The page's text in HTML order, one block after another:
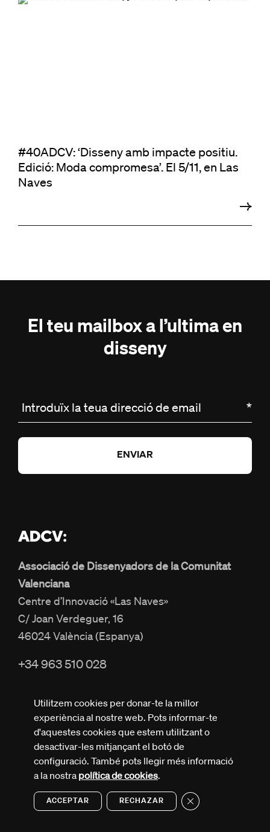
#40ADCV: ‘Disseny amb impacte positiu.
Edició: Moda compromesa’. El 5/11, en Las
Naves
El teu mailbox a l’ultima en
disseny
Introduïx la teua direcció de email *
Associació de Dissenyadors de la Comunitat
Valenciana
Centre d’Innovació «Las Naves»
C/ Joan Verdeguer, 16
46024 València (Espanya)
+34 963 510 028
Tots els drets reservats © ADCV
Utilitzem cookies per donar-te la millor
experiència al nostre web. Pots informar-te
d'aquestes cookies que estem utilitzant o
desactivar-les mitjançant el botó de
configuració. També pots llegir més informació
a la nostra política de cookies.
ACCEPTAR RECHAZAR Close GDPR Cookie